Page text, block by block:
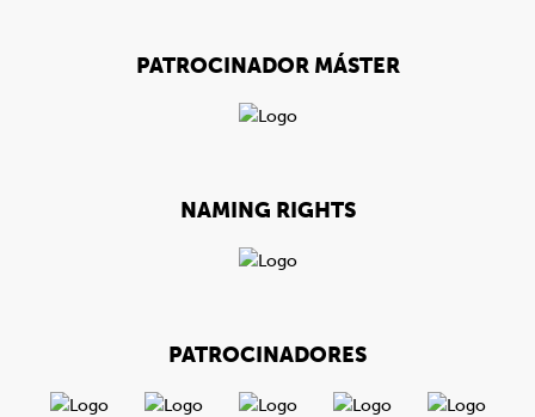
PATROCINADOR MÁSTER
NAMING RIGHTS
PATROCINADORES